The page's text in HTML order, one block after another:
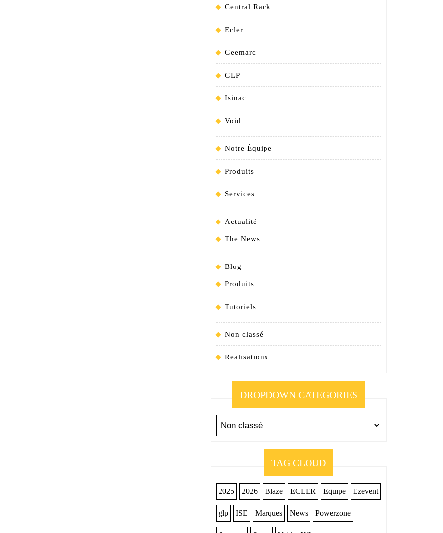
Central Rack
Ecler
Geemarc
GLP
Isinac
Void
Notre Équipe
Produits
Services
Actualité
The News
Blog
Produits
Tutoriels
Non classé
Realisations
DROPDOWN CATEGORIES
TAG CLOUD
2025 2026 Blaze ECLER Equipe Ezevent
glp ISE Marques News Powerzone